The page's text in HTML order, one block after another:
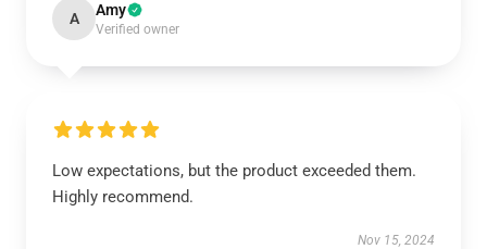
A Amy
Verified owner
Low expectations, but the product exceeded them.
Highly recommend.
Nov 15, 2024